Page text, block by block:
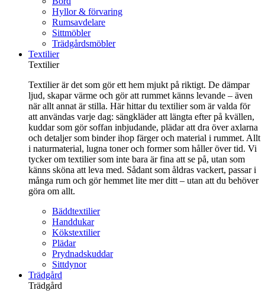
Hyllor & förvaring
Rumsavdelare
Sittmöbler
Trädgårdsmöbler
Textilier
Textilier
Textilier är det som gör ett hem mjukt på riktigt. De dämpar
ljud, skapar värme och gör att rummet känns levande – även
när allt annat är stilla. Här hittar du textilier som är valda för
att användas varje dag: sängkläder att längta efter på kvällen,
kuddar som gör soffan inbjudande, plädar att dra över axlarna
och detaljer som binder ihop färger och material i rummet. Allt
i naturmaterial, lugna toner och former som håller över tid. Vi
tycker om textilier som inte bara är fina att se på, utan som
känns sköna att leva med. Sådant som åldras vackert, passar i
många rum och gör hemmet lite mer ditt – utan att du behöver
göra om allt.
Bäddtextilier
Handdukar
Kökstextilier
Plädar
Prydnadskuddar
Sittdynor
Trädgård
Trädgård